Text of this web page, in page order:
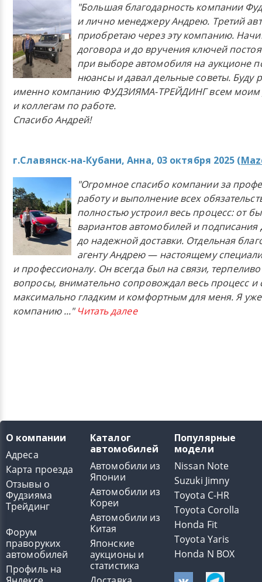
"Большая благодарность компании
и лично менеджеру Андрею. Третий
приобретаю через эту компанию.
договора и до вручения ключей
при выборе автомобиля на аукционе
нюансы и давал дельные советы. Буду
именно компанию ФУДЗИЯМА-ТРЕЙДИНГ всем моим
и коллегам по работе.
Спасибо Андрей!
г.Славянск-на-Кубани, Анна, 03 октября 2025 (
"Огромное спасибо компании за
работу и выполнение всех
полностью устроил весь процесс: от
вариантов автомобилей и подписания
до надежной доставки. Отдельная
агенту Андрею — настоящему
и профессионалу. Он всегда был на связи,
вопросы, внимательно сопровождал весь процесс и
максимально гладким и комфортным для меня. Я
компанию..." Читать далее
О компании
Адреса
Карта проезда
Отзывы о
Фудзияма
Трейдинг
Форум
праворуких
автомобилей
Профиль на
Каталог
автомобилей
Автомобили из
Японии
Автомобили из
Кореи
Автомобили из
Китая
Японские
аукционы и
статистика
Популярные
модели
Nissan Note
Suzuki Jimny
Toyota C-HR
Toyota Corolla
Honda Fit
Toyota Yaris
Honda N BOX